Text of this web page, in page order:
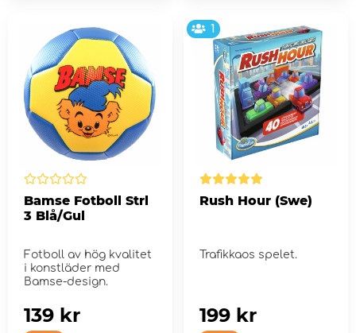
Bamse Fotboll Strl
3 Blå/Gul
Fotboll av hög kvalitet
i konstläder med
Bamse-design.
139 kr
1
Rush Hour (Swe)
Trafikkaos spelet.
199 kr